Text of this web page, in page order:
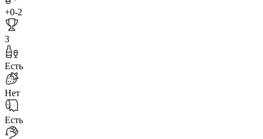
+0-2
3
Есть
Нет
Есть